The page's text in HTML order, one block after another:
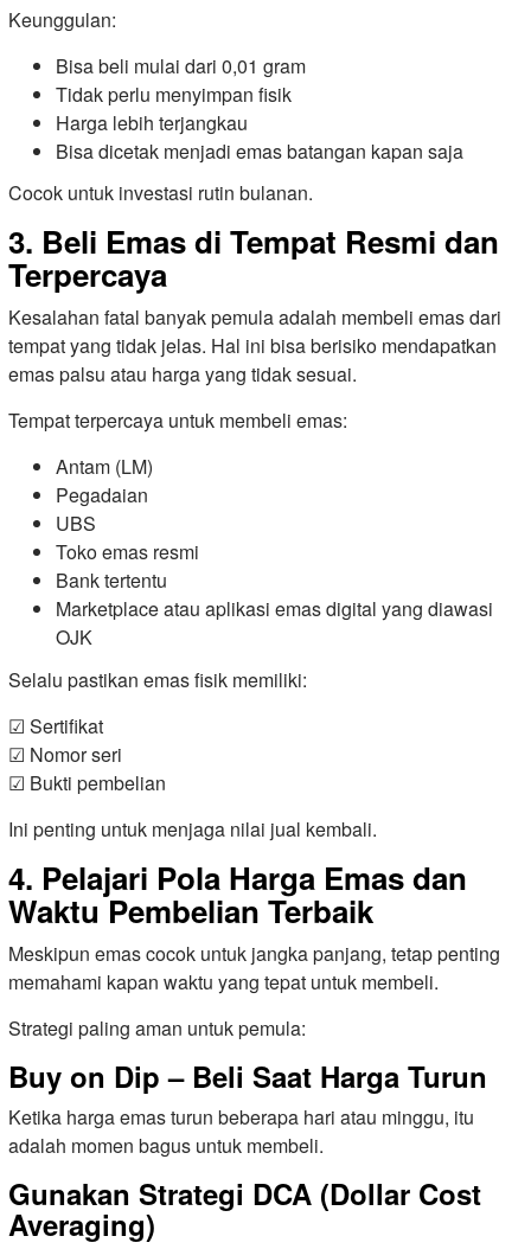
Keunggulan:
Bisa beli mulai dari 0,01 gram
Tidak perlu menyimpan fisik
Harga lebih terjangkau
Bisa dicetak menjadi emas batangan kapan saja
Cocok untuk investasi rutin bulanan.
3. Beli Emas di Tempat Resmi dan
Terpercaya
Kesalahan fatal banyak pemula adalah membeli emas dari
tempat yang tidak jelas. Hal ini bisa berisiko mendapatkan
emas palsu atau harga yang tidak sesuai.
Tempat terpercaya untuk membeli emas:
Antam (LM)
Pegadaian
UBS
Toko emas resmi
Bank tertentu
Marketplace atau aplikasi emas digital yang diawasi
OJK
Selalu pastikan emas fisik memiliki:
☑ Sertifikat
☑ Nomor seri
☑ Bukti pembelian
Ini penting untuk menjaga nilai jual kembali.
4. Pelajari Pola Harga Emas dan
Waktu Pembelian Terbaik
Meskipun emas cocok untuk jangka panjang, tetap penting
memahami kapan waktu yang tepat untuk membeli.
Strategi paling aman untuk pemula:
Buy on Dip – Beli Saat Harga Turun
Ketika harga emas turun beberapa hari atau minggu, itu
adalah momen bagus untuk membeli.
Gunakan Strategi DCA (Dollar Cost
Averaging)